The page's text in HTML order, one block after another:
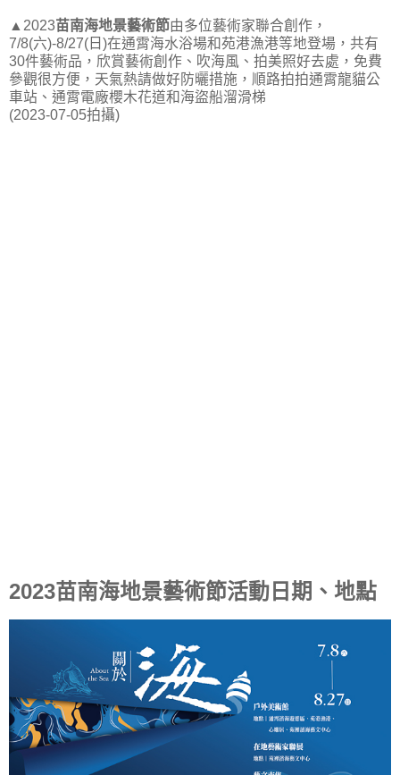
▲2023苗南海地景藝術節由多位藝術家聯合創作，
7/8(六)-8/27(日)在通霄海水浴場和苑港漁港等地登場，共有
30件藝術品，欣賞藝術創作、吹海風、拍美照好去處，免費
參觀很方便，天氣熱請做好防曬措施，順路拍拍通霄龍貓公
車站、通霄電廠櫻木花道和海盜船溜滑梯
(2023-07-05拍攝)
2023苗南海地景藝術節活動日期、地點